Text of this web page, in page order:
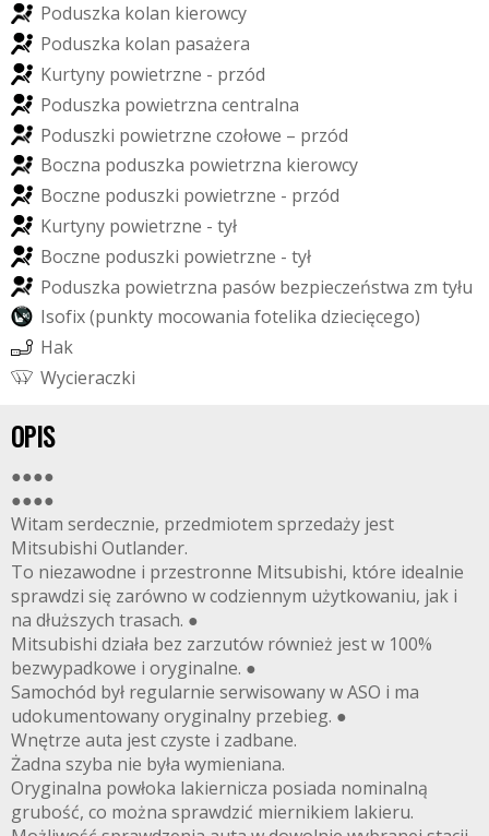
Poduszka kolan kierowcy
Poduszka kolan pasażera
Kurtyny powietrzne - przód
Poduszka powietrzna centralna
Poduszki powietrzne czołowe – przód
Boczna poduszka powietrzna kierowcy
Boczne poduszki powietrzne - przód
Kurtyny powietrzne - tył
Boczne poduszki powietrzne - tył
Poduszka powietrzna pasów bezpieczeństwa zm tyłu
Isofix(punkty mocowania fotelika dziecięcego)
Hak
Wycieraczki
OPIS
●●●●
●●●●
Witam serdecznie, przedmiotem sprzedaży jest
Mitsubishi Outlander.
To niezawodne i przestronne Mitsubishi, które idealnie
sprawdzi się zarówno w codziennym użytkowaniu, jak i
na dłuższych trasach. ●
Mitsubishi działa bez zarzutów również jest w 100%
bezwypadkowe i oryginalne. ●
Samochód był regularnie serwisowany w ASO i ma
udokumentowany oryginalny przebieg. ●
Wnętrze auta jest czyste i zadbane.
Żadna szyba nie była wymieniana.
Oryginalna powłoka lakiernicza posiada nominalną
grubość, co można sprawdzić miernikiem lakieru.